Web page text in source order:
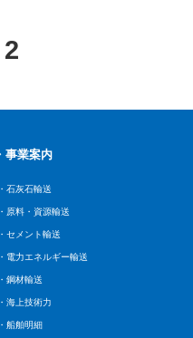
2
事業案内
・石灰石輸送
・原料・資源輸送
・セメント輸送
・電力エネルギー輸送
・鋼材輸送
・海上技術力
・船舶明細